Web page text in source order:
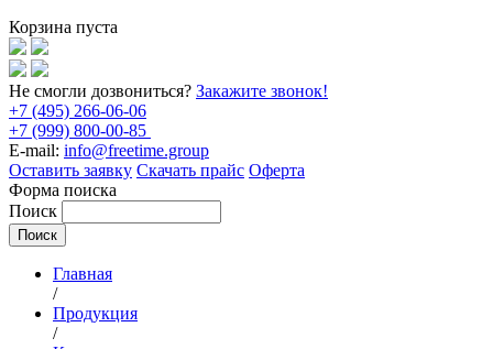
Корзина пуста
Не смогли дозвониться? Закажите звонок!
+7 (495) 266-06-06
+7 (999) 800-00-85
E-mail: info@freetime.group
Оставить заявку Скачать прайс Оферта
Форма поиска
Поиск
Главная
/
Продукция
/